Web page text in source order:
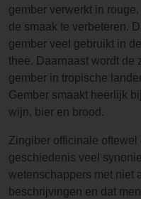
gember verwerkt in
de smaak te verbeteren.
gember veel gebruikt in
thee. Daarnaast wordt de
gember in tropische
Gember smaakt heerlijk
wijn, bier en brood.
Zingiber officinale
geschiedenis veel
wetenschappers met niet
beschrijvingen en dat